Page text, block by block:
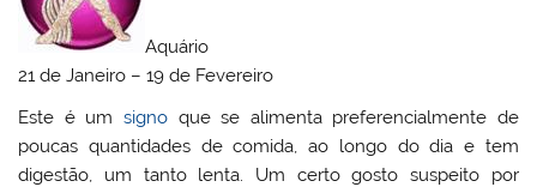
Aquário
21 de Janeiro – 19 de Fevereiro
Este é um signoque se alimenta preferencialmente de
poucas quantidades de comida, ao longo do dia e tem
digestão, um tanto lenta. Um certo gosto suspeito por